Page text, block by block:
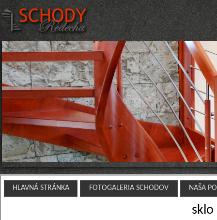
HLAVNÁ STRÁNKA FOTOGALERIA SCHODOV NAŠA
sklo